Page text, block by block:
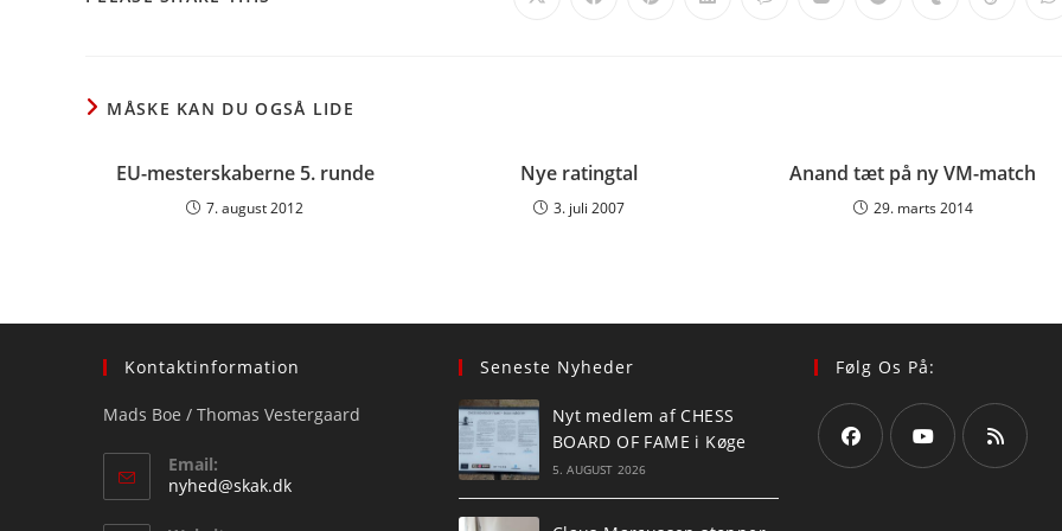
MÅSKE KAN DU OGSÅ LIDE
EU-mesterskaberne 5. runde
7. august 2012
Nye ratingtal
3. juli 2007
Anand tæt på ny VM-match
29. marts 2014
Kontaktinformation
Mads Boe / Thomas Vestergaard
Email:
nyhed@skak.dkOpens
Seneste Nyheder
Nyt medlem af CHESS
BOARD OF FAME i Køge
5. AUGUST 2026
Følg Os På: